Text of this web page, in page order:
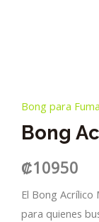
Bong para
Bong
₡10950
El Bong Acrílico
para quienes